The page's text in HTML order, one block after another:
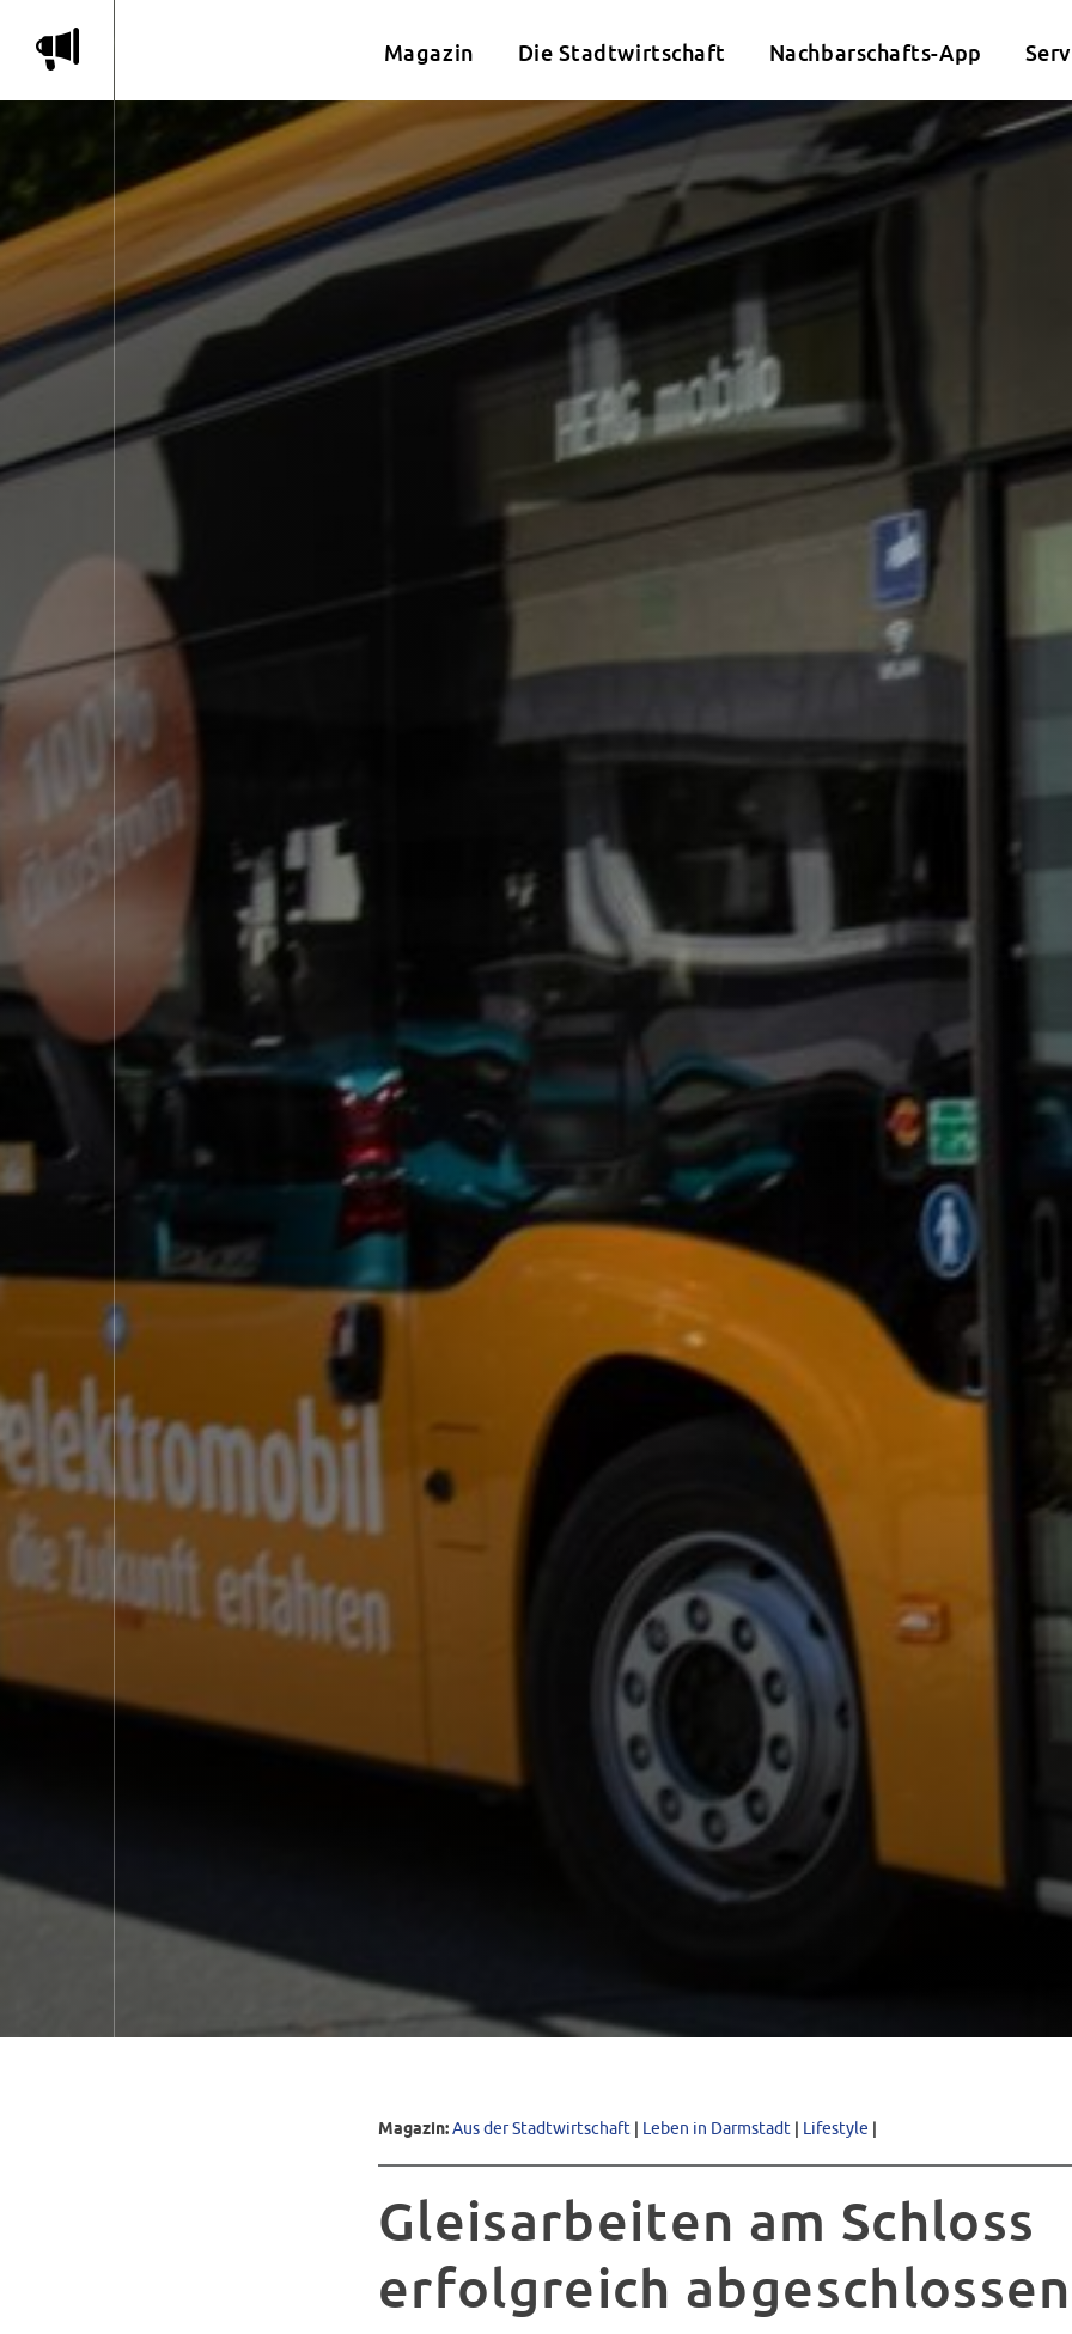
m Magazin Die Stadtwirtschaft Nachbarschafts-App
Magazin:Aus der Stadtwirtschaft | Leben in Darmstadt | Lifestyle |
Gleisarbeiten am Schloss
erfolgreich abgeschlossen